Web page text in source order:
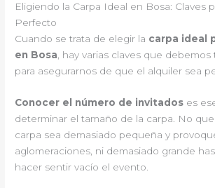
Eligiendo la Carpa Ideal en Bosa: Claves
Perfecto
Cuando se trata de elegir la carpa ideal
en Bosa , hay varias claves que
para asegurarnos de que el alquiler sea
Conocer el número de invitados es
determinar el tamaño de la carpa. No
carpa sea demasiado pequeña y
aglomeraciones, ni demasiado grande
hacer sentir vacío el evento.